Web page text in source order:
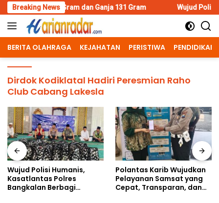
Skip
to
content
Breaking News
dan Ganja 131 Gram Wujud Polisi Humanis,
BERITA OLAHRAGA KEJAHATAN PERISTIWA PENDIDIKAN
Dirdok Kodiklatal Hadiri Peresmian Raho
Club Cabang Lakesla
Wujud Polisi Humanis,
Kasatlantas Polres
Bangkalan Berbagi
Polantas Karib Wujudkan
Pelayanan Samsat yang
Cepat, Transparan, dan